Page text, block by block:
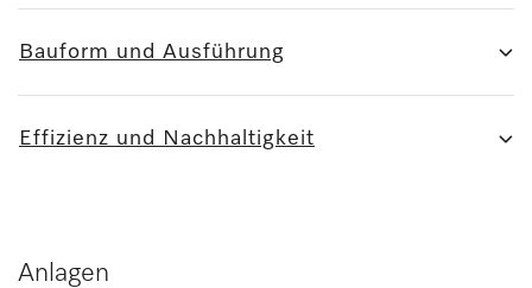
Bauform und Ausführung
Effizienz und Nachhaltigkeit
Anlagen